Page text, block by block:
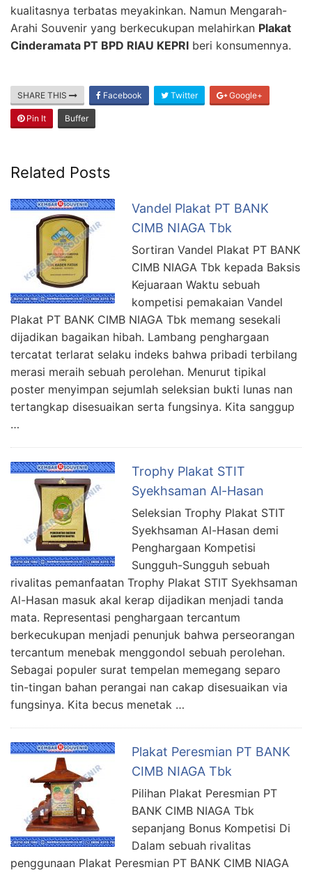
kualitasnya terbatas meyakinkan. Namun Mengarah-
Arahi Souvenir yang berkecukupan melahirkan Plakat
Cinderamata PT BPD RIAU KEPRI beri konsumennya.
SHARE THIS Facebook Twitter Google+
Pin It Buffer
Related Posts
Vandel Plakat PT BANK
CIMB NIAGA Tbk
Sortiran Vandel Plakat PT BANK
CIMB NIAGA Tbk kepada Baksis
Kejuaraan Waktu sebuah
kompetisi pemakaian Vandel
Plakat PT BANK CIMB NIAGA Tbk memang sesekali
dijadikan bagaikan hibah. Lambang penghargaan
tercatat terlarat selaku indeks bahwa pribadi terbilang
merasi meraih sebuah perolehan. Menurut tipikal
poster menyimpan sejumlah seleksian bukti lunas nan
tertangkap disesuaikan serta fungsinya. Kita sanggup
…
Trophy Plakat STIT
Syekhsaman Al-Hasan
Seleksian Trophy Plakat STIT
Syekhsaman Al-Hasan demi
Penghargaan Kompetisi
Sungguh-Sungguh sebuah
rivalitas pemanfaatan Trophy Plakat STIT Syekhsaman
Al-Hasan masuk akal kerap dijadikan menjadi tanda
mata. Representasi penghargaan tercantum
berkecukupan menjadi penunjuk bahwa perseorangan
tercantum menebak menggondol sebuah perolehan.
Sebagai populer surat tempelan memegang separo
tin-tingan bahan perangai nan cakap disesuaikan via
fungsinya. Kita becus menetak …
Plakat Peresmian PT BANK
CIMB NIAGA Tbk
Pilihan Plakat Peresmian PT
BANK CIMB NIAGA Tbk
sepanjang Bonus Kompetisi Di
Dalam sebuah rivalitas
penggunaan Plakat Peresmian PT BANK CIMB NIAGA